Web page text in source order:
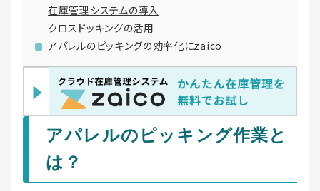
在庫管理システムの導入
クロスドッキングの活用
アパレルのピッキングの効率化にzaico
アパレルのピッキング作業と
は？